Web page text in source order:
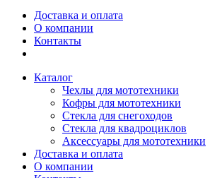
Доставка и оплата
О компании
Контакты
Каталог
Чехлы для мототехники
Кофры для мототехники
Стекла для снегоходов
Стекла для квадроциклов
Аксессуары для мототехники
Доставка и оплата
О компании